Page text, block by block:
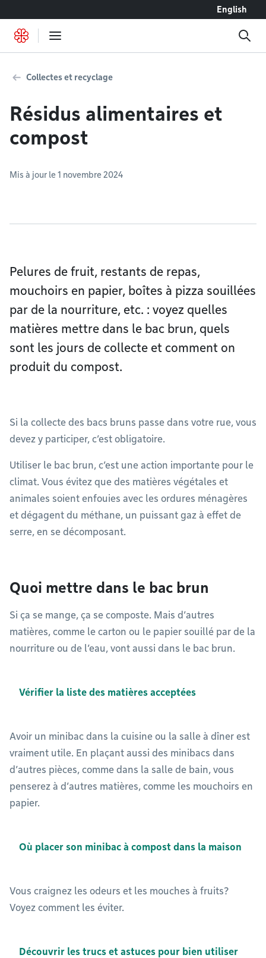
English
Collectes et recyclage
Résidus alimentaires et
compost
Mis à jour le 1 novembre 2024
Pelures de fruit, restants de repas,
mouchoirs en papier, boîtes à pizza souillées
par de la nourriture, etc. : voyez quelles
matières mettre dans le bac brun, quels
sont les jours de collecte et comment on
produit du compost.
Si la collecte des bacs bruns passe dans votre rue, vous
devez y participer, c’est obligatoire.
Utiliser le bac brun, c’est une action importante pour le
climat. Vous évitez que des matières végétales et
animales soient enfouies avec les ordures ménagères
et dégagent du méthane, un puissant gaz à effet de
serre, en se décomposant.
Quoi mettre dans le bac brun
Si ça se mange, ça se composte. Mais d’autres
matières, comme le carton ou le papier souillé par de la
nourriture ou de l’eau, vont aussi dans le bac brun.
Vérifier la liste des matières acceptées
Avoir un minibac dans la cuisine ou la salle à dîner est
vraiment utile. En plaçant aussi des minibacs dans
d’autres pièces, comme dans la salle de bain, vous
penserez à d’autres matières, comme les mouchoirs en
papier.
Où placer son minibac à compost dans la maison
Vous craignez les odeurs et les mouches à fruits?
Voyez comment les éviter.
Découvrir les trucs et astuces pour bien utiliser